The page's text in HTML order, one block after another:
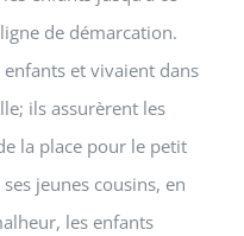
de démarcation.
et vivaient dans
ils assurèrent les
la place pour le petit
jeunes cousins, en
les enfants